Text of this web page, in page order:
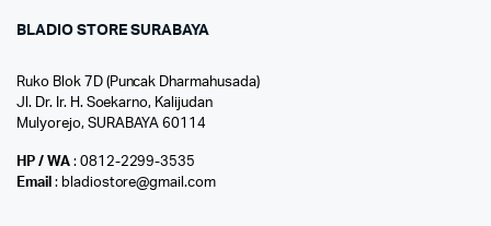
BLADIO STORE SURABAYA
Ruko Blok 7D (Puncak Dharmahusada)
Jl. Dr. Ir. H. Soekarno, Kalijudan
Mulyorejo, SURABAYA 60114
HP / WA: 0812-2299-3535
Email : bladiostore@gmail.com